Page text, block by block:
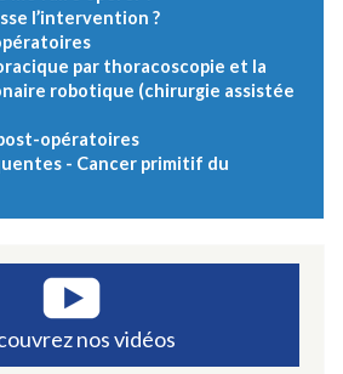
l’intervention ?
par thoracoscopie et la
robotique (chirurgie assistée
opératoires
- Cancer primitif du
nos vidéos